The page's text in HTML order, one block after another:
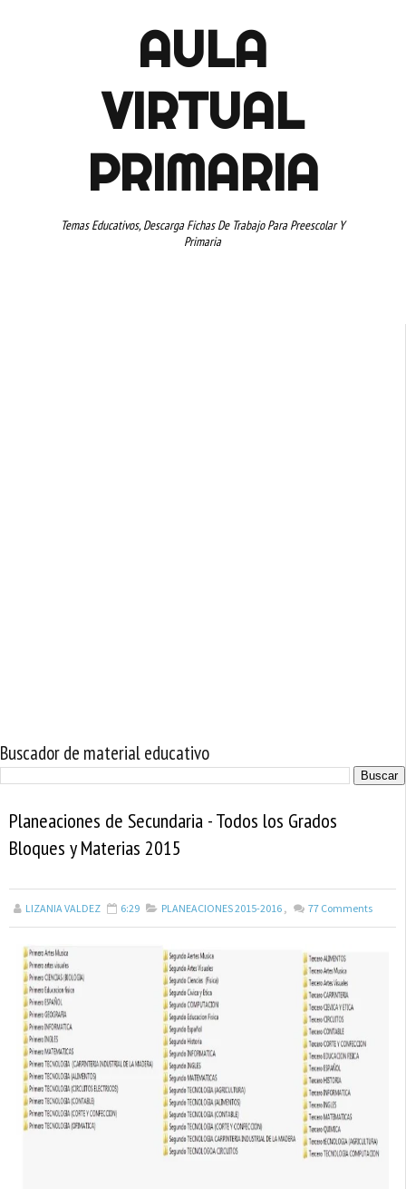
AULA
VIRTUAL
PRIMARIA
Temas Educativos, Descarga Fichas De Trabajo Para Preescolar Y
Primaria
Buscador de material educativo
Planeaciones de Secundaria - Todos los Grados
Bloques y Materias 2015
LIZANIA VALDEZ 6:29 PLANEACIONES 2015-2016 , 77 Comments